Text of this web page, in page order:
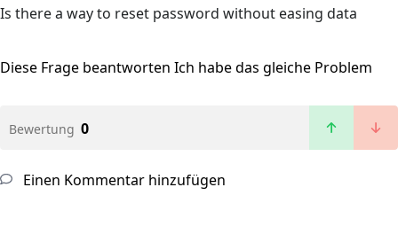
Is there a way to reset password without easing data
Diese Frage beantworten Ich habe das gleiche Problem
Bewertung 0
Einen Kommentar hinzufügen